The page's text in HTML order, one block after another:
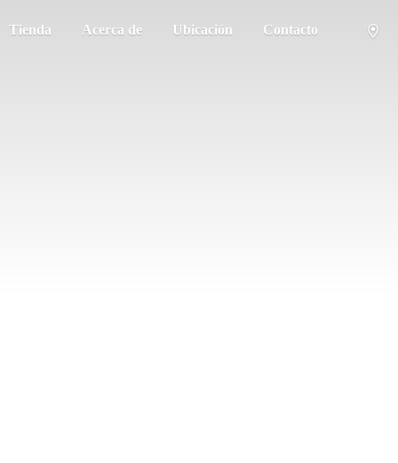
Tienda Acerca de Ubicación Contacto